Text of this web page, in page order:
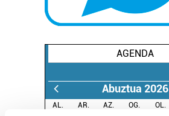
AGENDA
Abuztua 2026
AL. AR. AZ. OG. OL.